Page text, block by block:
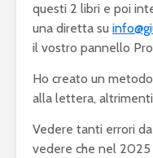
questi 2 libri e poi
una diretta su
il vostro pannello
Ho creato un
alla lettera,
Vedere tanti errori
vedere che nel 2025